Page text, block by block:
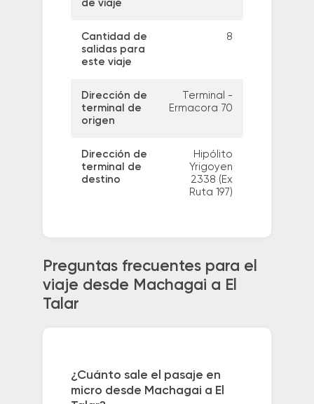
de viaje
Cantidad de
salidas para
este viaje
8
Dirección de
terminal de
origen
Terminal -
Ermacora 70
Dirección de
terminal de
destino
Hipólito
Yrigoyen
2338 (Ex
Ruta 197)
Preguntas frecuentes para el
viaje desde Machagai a El
Talar
¿Cuánto sale el pasaje en
micro desde Machagai a El